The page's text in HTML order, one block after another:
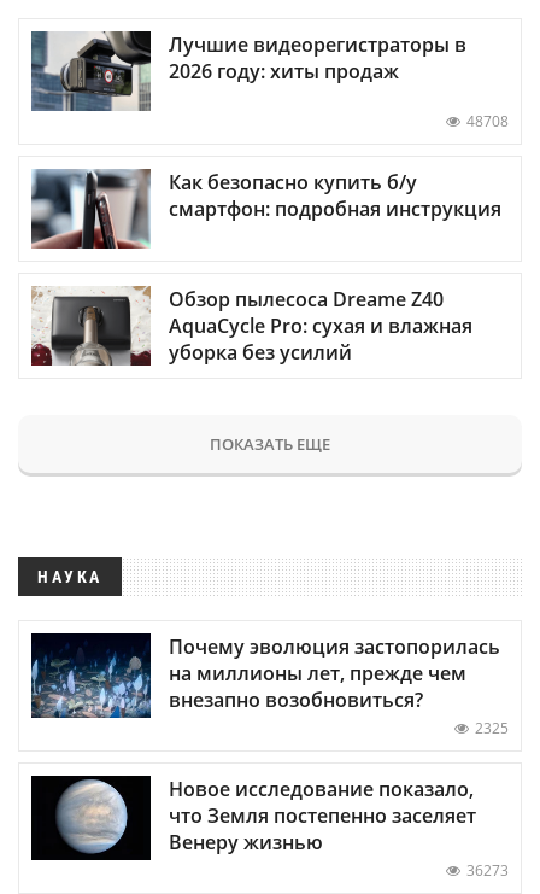
Лучшие видеорегистраторы в
2026 году: хиты продаж
48708
Как безопасно купить б/у
смартфон: подробная инструкция
Обзор пылесоса Dreame Z40
AquaCycle Pro: сухая и влажная
уборка без усилий
ПОКАЗАТЬ ЕЩЕ
НАУКА
Почему эволюция застопорилась
на миллионы лет, прежде чем
внезапно возобновиться?
2325
Новое исследование показало,
что Земля постепенно заселяет
Венеру жизнью
36273